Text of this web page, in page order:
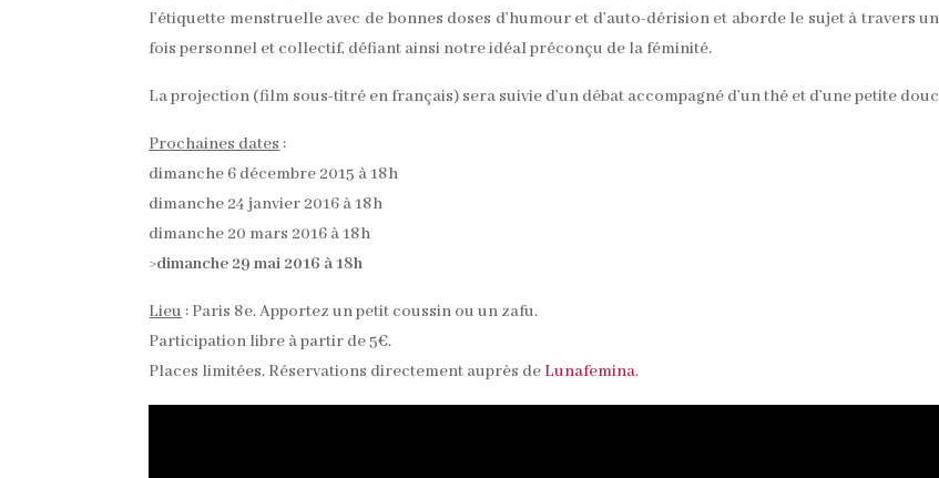
l’étiquette menstruelle avec de bonnes doses d’humour et d’auto-dérision et aborde le sujet à travers
fois personnel et collectif, défiant ainsi notre idéal préconçu de la féminité.
La projection (film sous-titré en français) sera suivie d’un débat accompagné d’un thé et d’une petite
Prochaines dates :
dimanche 6 décembre 2015 à 18h
dimanche 24 janvier 2016 à 18h
dimanche 20 mars 2016 à 18h
>dimanche 29 mai 2016 à 18h
Lieu : Paris 8e. Apportez un petit coussin ou un zafu.
Participation libre à partir de 5€.
Places limitées. Réservations directement auprès deLunafemina.